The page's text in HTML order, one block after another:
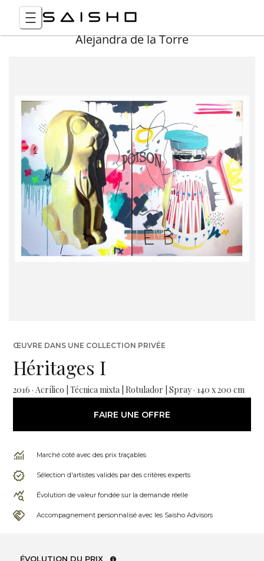
Alejandra de la Torre
ŒUVRE DANS UNE COLLECTION PRIVÉE
Héritages I
2016 · Acrílico | Técnica mixta | Rotulador | Spray · 140 x 200 cm
FAIRE UNE OFFRE
Marché coté avec des prix traçables
Sélection d'artistes validés par des critères experts
Évolution de valeur fondée sur la demande réelle
Accompagnement personnalisé avec les Saisho Advisors
ÉVOLUTION DU PRIX